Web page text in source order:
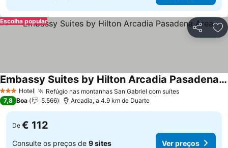
Partilhar
Escolha popular
3 EstrelasHotel Refúgio nas montanhas San Gabriel com suítesVer preços
Embassy Suites by Hilton Arcadia Pasadena Area
Ver preços
7,8 Boa 5.566 Arcadia, a 4.9 km de Duarte
De € 112
Consulte os preços de 9 sites Ver preços